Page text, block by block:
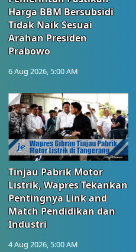
Harga BBM Bersubsidi
Tidak Naik Sesuai
Arahan Presiden
Prabowo
6 Aug 2026, 5:00 AM
Tinjau Pabrik Motor
Listrik, Wapres Tekankan
Pentingnya Link and
Match Pendidikan dan
Industri
4 Aug 2026, 5:00 AM